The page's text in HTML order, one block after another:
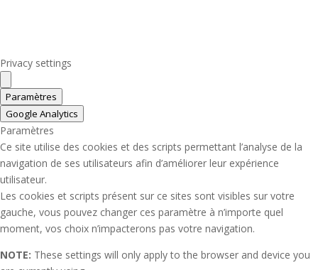
Privacy settings
Paramètres
Google Analytics
Paramètres
Ce site utilise des cookies et des scripts permettant l’analyse de la
navigation de ses utilisateurs afin d’améliorer leur expérience
utilisateur.
Les cookies et scripts présent sur ce sites sont visibles sur votre
gauche, vous pouvez changer ces paramètre à n’importe quel
moment, vos choix n’impacterons pas votre navigation.
NOTE: These settings will only apply to the browser and device you